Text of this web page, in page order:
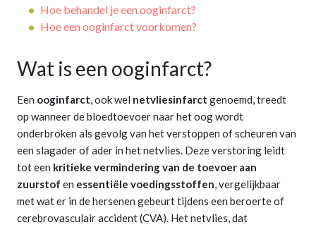
Hoe behandel je een ooginfarct?
Hoe een ooginfarct voorkomen?
Wat is een ooginfarct?
Een ooginfarct, ook wel netvliesinfarct genoemd, treedt
op wanneer de bloedtoevoer naar het oog wordt
onderbroken als gevolg van het verstoppen of scheuren van
een slagader of ader in het netvlies. Deze verstoring leidt
tot een kritieke vermindering van de toevoer aan
zuurstof en essentiële voedingsstoffen, vergelijkbaar
met wat er in de hersenen gebeurt tijdens een beroerte of
cerebrovasculair accident (CVA). Het netvlies, dat